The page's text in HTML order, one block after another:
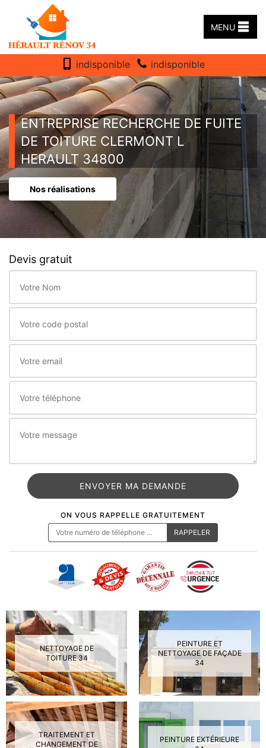
MENU
indisponible indisponible
ENTREPRISE RECHERCHE DE FUITE
DE TOITURE CLERMONT L
HERAULT 34800
Nos réalisations
Devis gratuit
ON VOUS RAPPELLE GRATUITEMENT
NETTOYAGE DE
TOITURE 34
PEINTURE ET
NETTOYAGE DE FAÇADE
34
TRAITEMENT ET
CHANGEMENT DE
PEINTURE EXTÉRIEURE